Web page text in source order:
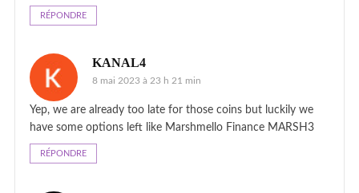
RÉPONDRE
KANAL4
8 mai 2023 à 23 h 21 min
Yep, we are already too late for those coins but luckily we
have some options left like Marshmello Finance MARSH3
RÉPONDRE